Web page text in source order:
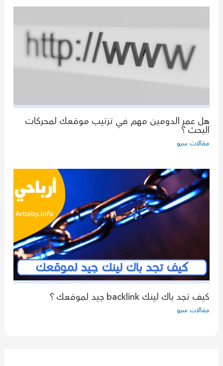
هل عمر الدومين مهم في ترتيب موقعك لمحركات
البحث ؟
مقالات سيو
كيف تجد باك لينك backlink جيد لموقعك ؟
مقالات سيو